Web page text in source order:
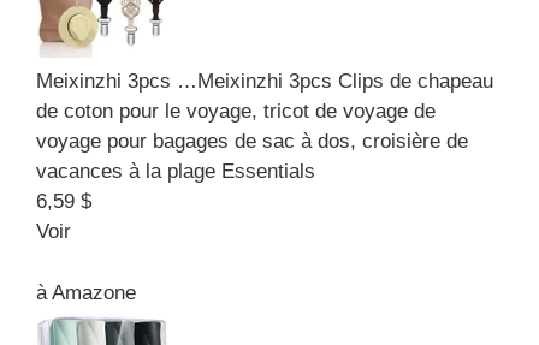
Meixinzhi 3pcs …Meixinzhi 3pcs Clips de chapeau
de coton pour le voyage, tricot de voyage de
voyage pour bagages de sac à dos, croisière de
vacances à la plage Essentials
6,59 $
Voir
à Amazone